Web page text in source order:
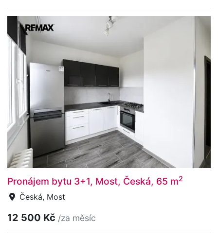
Pronájem bytu 3+1, Most, Česká, 65 m2
Česká, Most
12 500 Kč /za měsíc